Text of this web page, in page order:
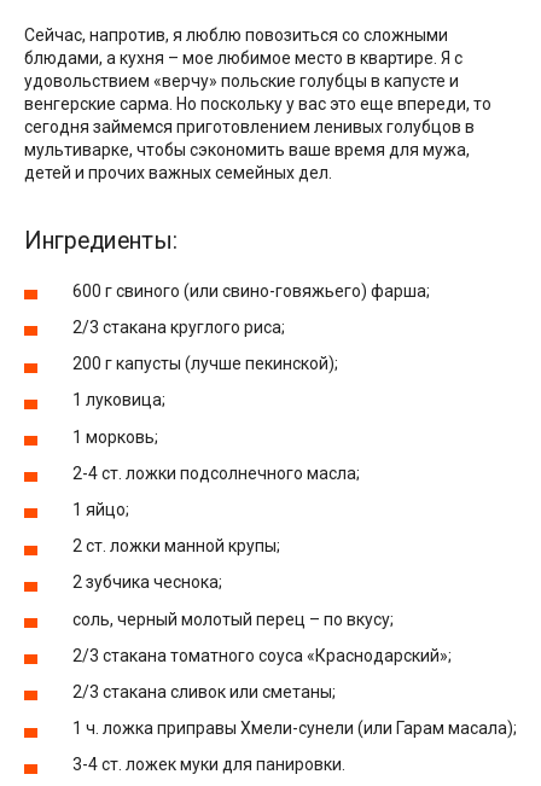
Сейчас, напротив, я люблю повозиться со сложными
блюдами, а кухня – мое любимое место в квартире. Я с
удовольствием «верчу» польские голубцы в капусте и
венгерские сарма. Но поскольку у вас это еще впереди, то
сегодня займемся приготовлением ленивых голубцов в
мультиварке, чтобы сэкономить ваше время для мужа,
детей и прочих важных семейных дел.
Ингредиенты:
600 г свиного (или свино-говяжьего) фарша;
2/3 стакана круглого риса;
200 г капусты (лучше пекинской);
1 луковица;
1 морковь;
2-4 ст. ложки подсолнечного масла;
1 яйцо;
2 ст. ложки манной крупы;
2 зубчика чеснока;
соль, черный молотый перец – по вкусу;
2/3 стакана томатного соуса «Краснодарский»;
2/3 стакана сливок или сметаны;
1 ч. ложка приправы Хмели-сунели (или Гарам масала);
3-4 ст. ложек муки для панировки.